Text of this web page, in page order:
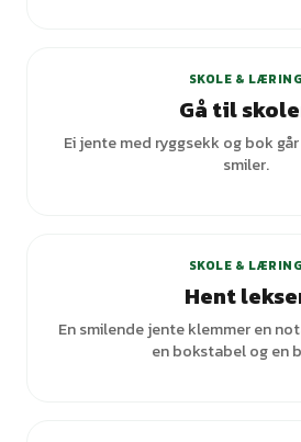
SKOLE & LÆRING
Gå til
Ei jente med ryggsekk og bok
smiler.
SKOLE & LÆRING
Hent
En smilende jente klemmer en
en bokstabel og en